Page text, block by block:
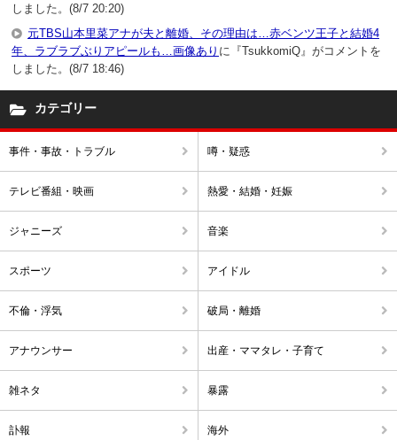
しました。(8/7 20:20)
元TBS山本里菜アナが夫と離婚、その理由は…赤ベンツ王子と結婚4
年、ラブラブぶりアピールも…画像あり に『TsukkomiQ』がコメントを
しました。(8/7 18:46)
カテゴリー
事件・事故・トラブル 噂・疑惑
テレビ番組・映画 熱愛・結婚・妊娠
ジャニーズ 音楽
スポーツ アイドル
不倫・浮気 破局・離婚
アナウンサー 出産・ママタレ・子育て
雑ネタ 暴露
訃報 海外